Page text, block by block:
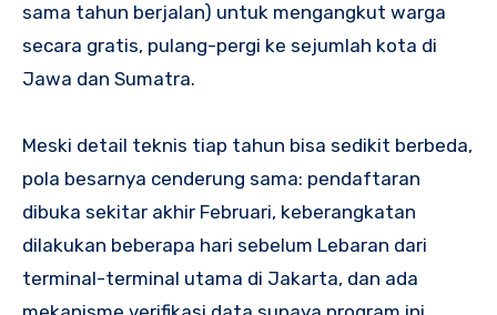
sama tahun berjalan) untuk mengangkut warga
secara gratis, pulang-pergi ke sejumlah kota di
Jawa dan Sumatra.
Meski detail teknis tiap tahun bisa sedikit berbeda,
pola besarnya cenderung sama: pendaftaran
dibuka sekitar akhir Februari, keberangkatan
dilakukan beberapa hari sebelum Lebaran dari
terminal-terminal utama di Jakarta, dan ada